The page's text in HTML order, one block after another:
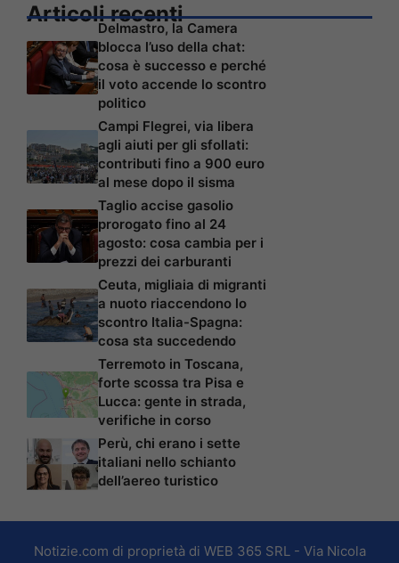
Articoli recenti
Delmastro, la Camera
blocca l’uso della chat:
cosa è successo e perché
il voto accende lo scontro
politico
Campi Flegrei, via libera
agli aiuti per gli sfollati:
contributi fino a 900 euro
al mese dopo il sisma
Taglio accise gasolio
prorogato fino al 24
agosto: cosa cambia per i
prezzi dei carburanti
Ceuta, migliaia di migranti
a nuoto riaccendono lo
scontro Italia-Spagna:
cosa sta succedendo
Terremoto in Toscana,
forte scossa tra Pisa e
Lucca: gente in strada,
verifiche in corso
Perù, chi erano i sette
italiani nello schianto
dell’aereo turistico
Notizie.com di proprietà di WEB 365 SRL - Via Nicola